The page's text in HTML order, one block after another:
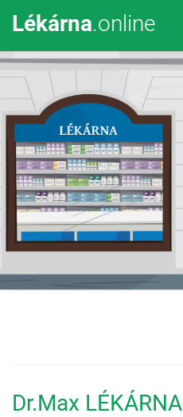
Lékárna.online
Dr.Max LÉKÁRNA